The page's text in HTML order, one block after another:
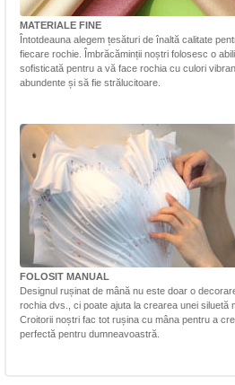
MATERIALE FINE
Întotdeauna alegem țesături de înaltă calitate
fiecare rochie. Îmbrăcăminții noștri folosesc o
sofisticată pentru a vă face rochia cu culori
abundente și să fie strălucitoare.
FOLOSIT MANUAL
Designul rușinat de mână nu este doar o
rochia dvs., ci poate ajuta la crearea unei siluetă
Croitorii noștri fac tot rușina cu mâna pentru a
perfectă pentru dumneavoastră.